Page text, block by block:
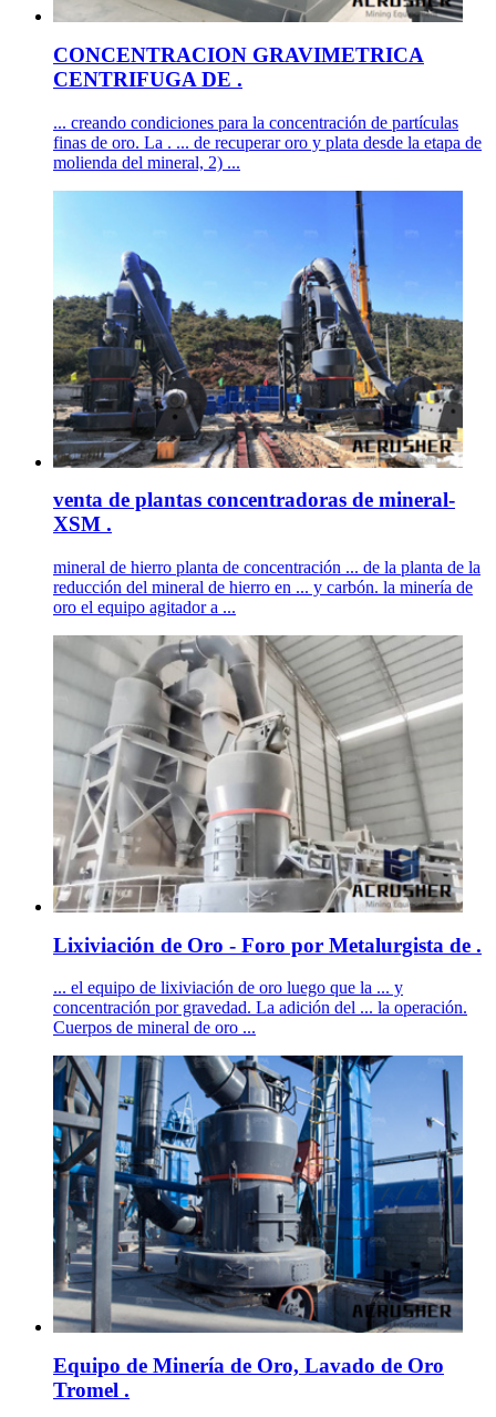
CONCENTRACION GRAVIMETRICA
CENTRIFUGA DE .
... creando condiciones para la concentración de partículas
finas de oro. La . ... de recuperar oro y plata desde la etapa de
molienda del mineral, 2) ...
venta de plantas concentradoras de mineral-
XSM .
mineral de hierro planta de concentración ... de la planta de la
reducción del mineral de hierro en ... y carbón. la minería de
oro el equipo agitador a ...
Lixiviación de Oro - Foro por Metalurgista de .
... el equipo de lixiviación de oro luego que la ... y
concentración por gravedad. La adición del ... la operación.
Cuerpos de mineral de oro ...
Equipo de Minería de Oro, Lavado de Oro
Tromel .